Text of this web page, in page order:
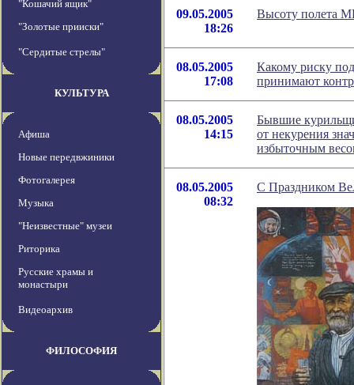
"Кошачий ящик"
"Золотые прииски"
"Сердитые стрелы"
КУЛЬТУРА
Афиша
Новые передвжиники
Фотогалерея
Музыка
"Неизвестные" музеи
Риторика
Русские храмы и
монастыри
Видеоархив
ФИЛОСОФИЯ
09.05.2005
18:26
Высоту полета
08.05.2005
17:08
Какому риску
принимают
08.05.2005
14:15
Бывшие
от некурения
избыточным
08.05.2005
08:32
С Праздником